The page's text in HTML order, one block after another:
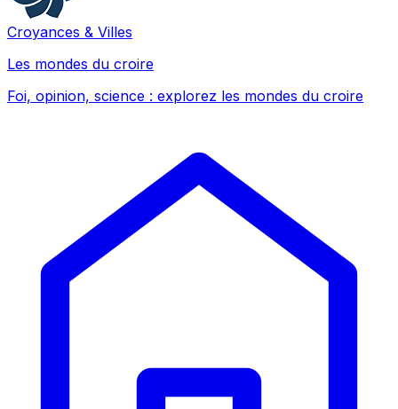
Croyances & Villes
Les mondes du croire
Foi, opinion, science : explorez les mondes du croire